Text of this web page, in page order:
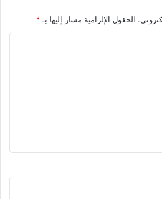
الحقول الإلزامية مشار إليها بـ *